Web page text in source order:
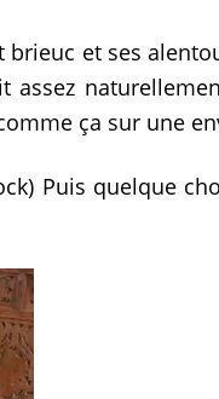
brieuc et ses
assez
ça sur une
Puis quelque